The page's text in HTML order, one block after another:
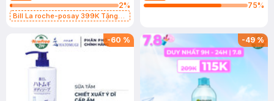
2%
Bill La roche-posay 399K Tặng
(SL có hạn)
75%
-60 % -49%